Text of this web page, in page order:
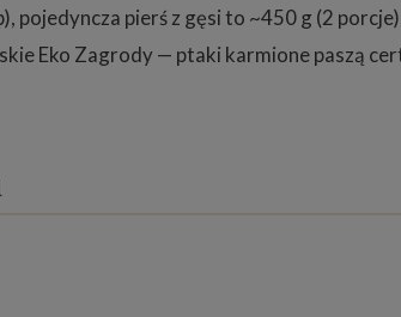
pojedyncza pierś z gęsi to ~450 g (2
Eko Zagrody — ptaki karmione paszą